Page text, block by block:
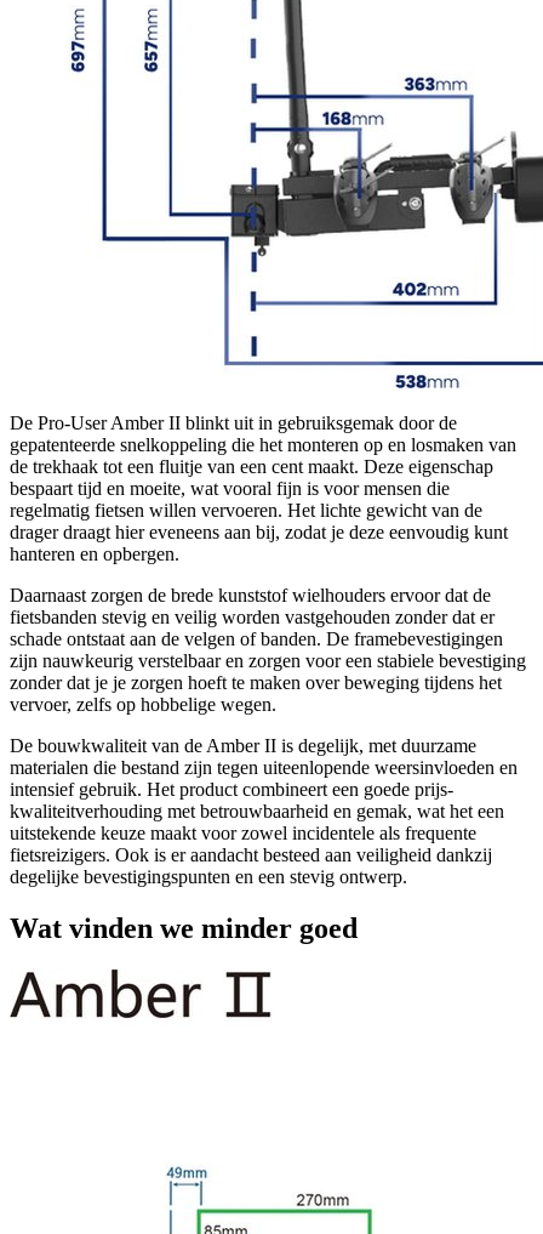
De Pro-User Amber II blinkt uit in gebruiksgemak door de
gepatenteerde snelkoppeling die het monteren op en losmaken van
de trekhaak tot een fluitje van een cent maakt. Deze eigenschap
bespaart tijd en moeite, wat vooral fijn is voor mensen die
regelmatig fietsen willen vervoeren. Het lichte gewicht van de
drager draagt hier eveneens aan bij, zodat je deze eenvoudig kunt
hanteren en opbergen.
Daarnaast zorgen de brede kunststof wielhouders ervoor dat de
fietsbanden stevig en veilig worden vastgehouden zonder dat er
schade ontstaat aan de velgen of banden. De framebevestigingen
zijn nauwkeurig verstelbaar en zorgen voor een stabiele bevestiging
zonder dat je je zorgen hoeft te maken over beweging tijdens het
vervoer, zelfs op hobbelige wegen.
De bouwkwaliteit van de Amber II is degelijk, met duurzame
materialen die bestand zijn tegen uiteenlopende weersinvloeden en
intensief gebruik. Het product combineert een goede prijs-
kwaliteitverhouding met betrouwbaarheid en gemak, wat het een
uitstekende keuze maakt voor zowel incidentele als frequente
fietsreizigers. Ook is er aandacht besteed aan veiligheid dankzij
degelijke bevestigingspunten en een stevig ontwerp.
Wat vinden we minder goed